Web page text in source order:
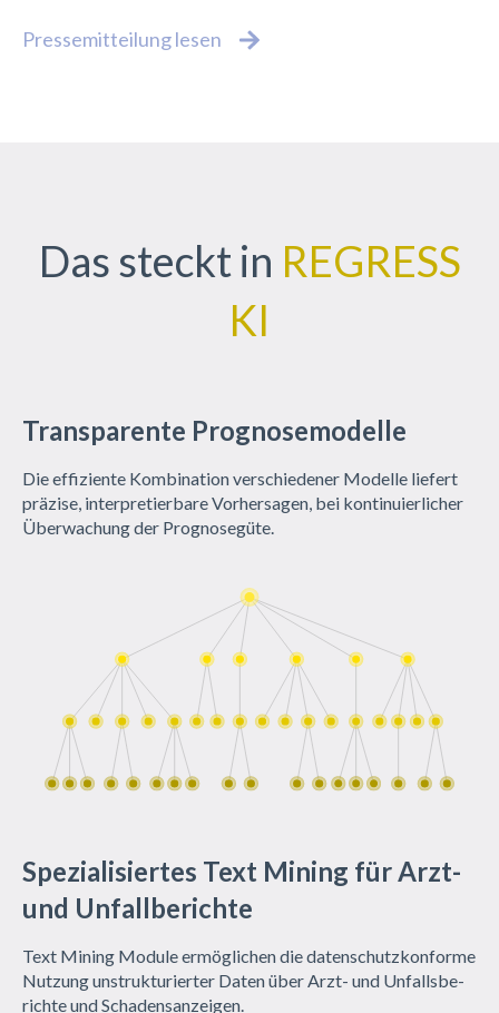
Pressemitteilung lesen
Das steckt in REGRESS
KI
Transparente Prognosemodelle
Die ef­fi­zi­en­te Kom­bi­na­ti­on ver­schie­de­ner Mo­del­le lie­fert
prä­zi­se, in­ter­pre­tier­ba­re Vor­her­sa­gen, bei kon­ti­nu­ier­li­cher
Über­wa­chung der Pro­gno­se­gü­te.
Spezialisiertes Text Mining für Arzt-
und Unfallberichte
Text Mi­ning Mo­du­le er­mög­li­chen die da­ten­schutz­kon­for­me
Nut­zung un­struk­tu­rier­ter Da­ten über Arzt- und Un­falls­be­
rich­te und Scha­den­s­an­zei­gen.